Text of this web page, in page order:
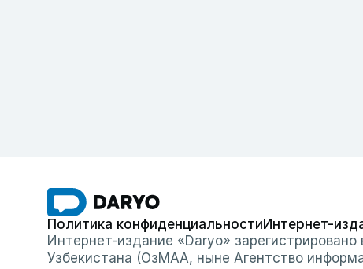
Политика конфиденциальностиИнтернет-
Интернет-издание «Daryo»
Узбекистана (ОзМАА, ныне Агентство